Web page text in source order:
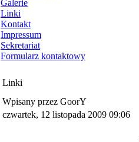
Galerie
Linki
Kontakt
Impressum
Sekretariat
Formularz kontaktowy
Linki
Wpisany przez GoorY
czwartek, 12 listopada 2009 09:06